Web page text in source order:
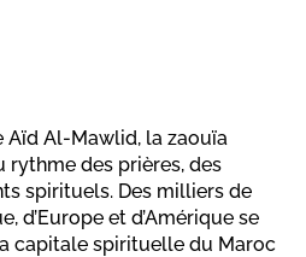
Aïd Al-Mawlid, la zaouïa
rythme des prières, des
spirituels. Des milliers de
d’Europe et d’Amérique se
capitale spirituelle du Maroc